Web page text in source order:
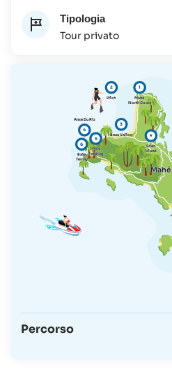
Tipologia
Tour privato
Mahé
★
Eden
Island
1
Mahé
North Coast
2
L’ilot
3
Beau Vallon
4
Anse Du Riz
5
Fish
Feeding
6
Baie
Ternay
Percorso